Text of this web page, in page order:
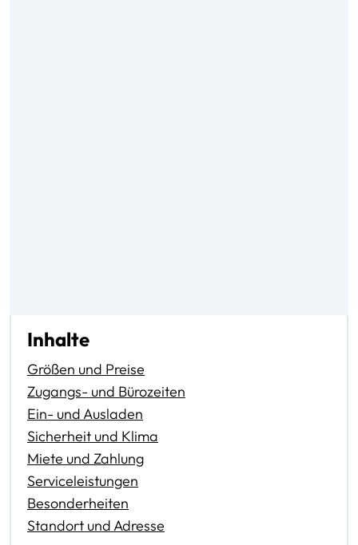
Inhalte
Größen und Preise
Zugangs- und Bürozeiten
Ein- und Ausladen
Sicherheit und Klima
Miete und Zahlung
Serviceleistungen
Besonderheiten
Standort und Adresse